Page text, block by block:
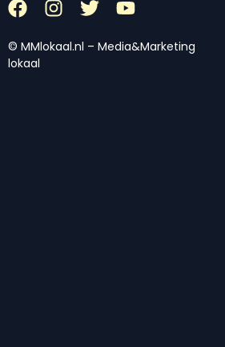
© MMlokaal.nl – Media&Marketing
lokaal